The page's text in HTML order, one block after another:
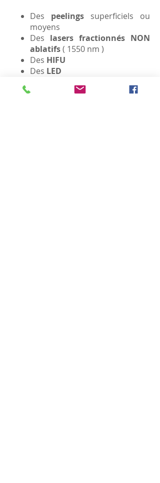
Des peelings superficiels ou
moyens
Des lasers fractionnés NON
ablatifs( 1550 nm )
Des HIFU
Des LED
Au niveau de la silhouette :